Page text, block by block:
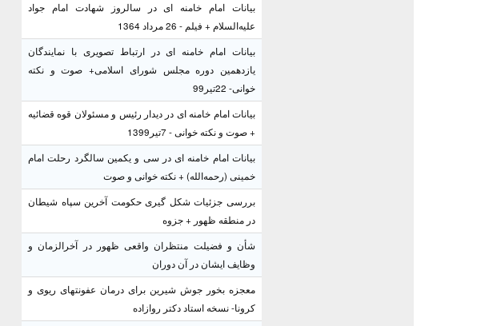
بیانات امام خامنه ای در سالروز شهادت امام جواد
علیه‌السلام + فیلم - 26 مرداد 1364
بیانات امام خامنه ای در ارتباط تصویری با نمایندگان
یازدهمین دوره مجلس شورای اسلامی+ صوت و نکته
خوانی- 22تیر99
بیانات امام خامنه ای در دیدار رئیس و مسئولان قوه قضائیه
+ صوت و نکته خوانی - 7تیر1399
بیانات امام خامنه ای در سی و یکمین سالگرد رحلت امام
خمینی (رحمه‌الله) + نکته خوانی و صوت
بررسی جزئیات شکل گیری حکومت آخرین سپاه شیطان
در منطقه ظهور + جزوه
شأن و فضیلت منتظران واقعی ظهور در آخرالزمان و
وظایف ایشان در آن دوران
معجزه بخور جوش شیرین برای درمان عفونتهای ریوی و
کرونا- نسخه استاد دکتر روازاده